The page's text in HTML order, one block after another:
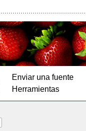
Enviar una fuente
Herramientas